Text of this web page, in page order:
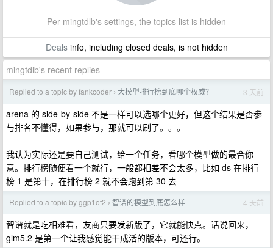
Per mingtdlb's settings, the topics list is hidden
Dealsinfo, including closed deals, is not hidden
mingtdlb's recent replies
Replied to a topic by fankcoder › 大模型排行榜到底哪个权威？ 3 天前
arena 的 side-by-side 不是一样可以选哪个更好，但这个结果是否参
与排名不懂得，如果参与，那就可以刷了。。。
我认为实际还是要自己测试，给一个任务，看哪个模型做的最合你
意。排行榜随便看一个就行，一般都相差不会太多，比如 ds 在排行
榜 1 是第十，在排行榜 2 就不会跑到第 30 去
Replied to a topic by ggp1ot2 › 智谱的模型到底怎么样 4 天前
智谱就是吃相难看，友商只要发新版了，它就能快点。话说回来，
glm5.2 是第一个让我感觉能干成活的版本，可还行。